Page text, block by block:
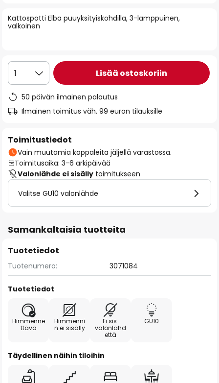
the
images
Kattospotti Elba puuyksityiskohdilla, 3-lamppuinen,
valkoinen
1 Lisää ostoskoriin
50 päivän ilmainen palautus
Ilmainen toimitus väh. 99 euron tilauksille
Toimitustiedot
Vain muutamia kappaleita jäljellä varastossa.
Toimitusaika: 3-6 arkipäivää
Valonlähde ei sisälly toimitukseen
Valitse GU10 valonlähde
Samankaltaisia tuotteita
Tuotetiedot
Tuotenumero: 3071084
Tuotetiedot
Himmenne
ttävä
Himmenni
n ei sisälly
Ei sis.
valonlähd
että
GU10
Täydellinen näihin tiloihin